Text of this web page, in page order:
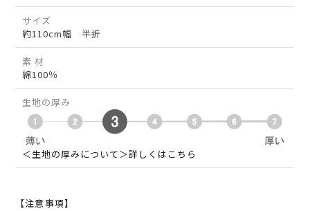
サイズ
約110cm幅 半折
素 材
綿100％
生地の厚み
＜生地の厚みについて＞詳しくはこちら
【注意事項】